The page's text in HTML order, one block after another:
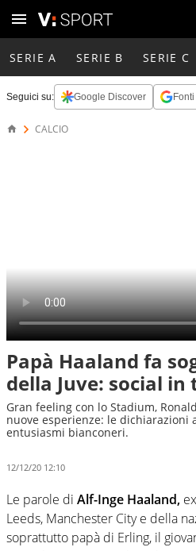
SERIE A SERIE B SERIE C
Seguici su: Google Discover
CALCIO
Papà Haaland fa
della Juve: social in
Gran feeling con lo Stadium,
nuove esperienze: le dichiarazioni
entusiasmi bianconeri.
12/12/20 12:10
Le parole di Alf-Inge Haaland,
Leeds, Manchester City e della
soprattutto papà di Erling, il